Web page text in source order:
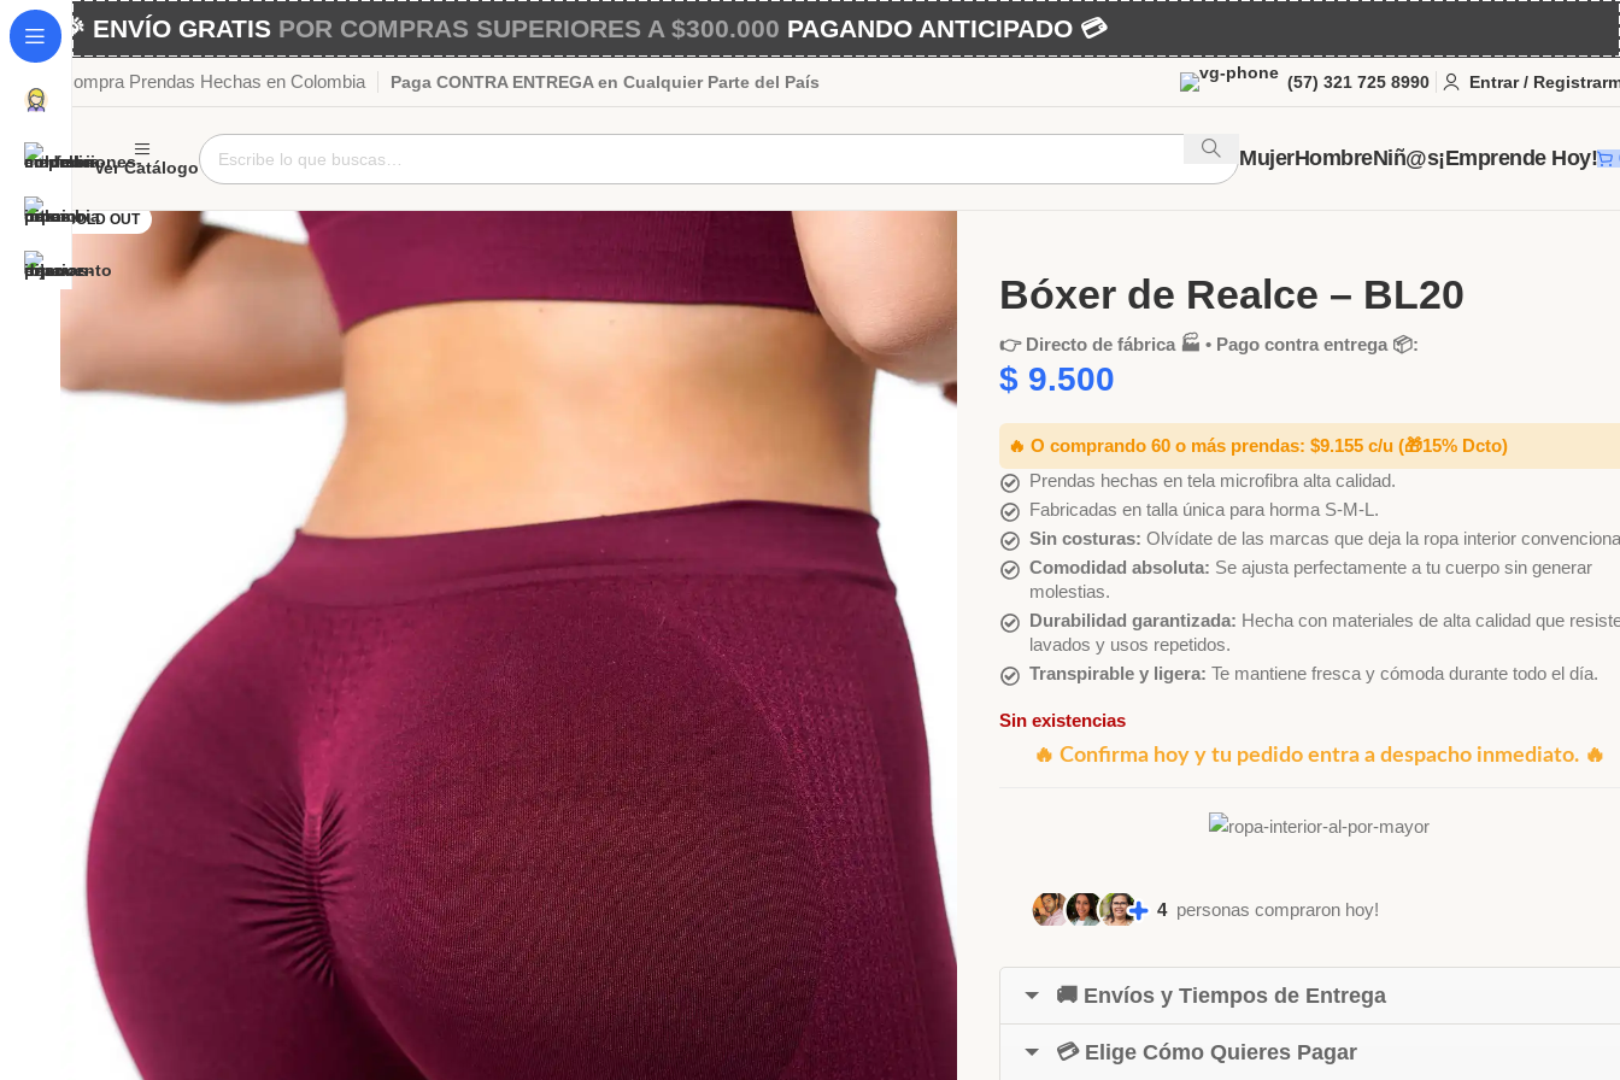
🎉 ENVÍO GRATIS POR COMPRAS SUPERIORES A $300.000 PAGANDO ANTICIPADO 💳
Compra Prendas Hechas en Colombia Paga CONTRA ENTREGA en Cualquier Parte del País (57) 321 725 8990 Entrar /
Ver Catálogo MujerHombreNiñ@s¡Emprende Hoy!
SOLD OUT
Bóxer de Realce – BL20
👉 Directo de fábrica 🏭 • Pago contra entrega 📦:
$ 9.500
🔥 O comprando 60 o más prendas: $9.155 c/u (🎁15% Dcto)
Prendas hechas en tela microfibra alta calidad.
Fabricadas en talla única para horma S-M-L.
Sin costuras: Olvídate de las marcas que deja la ropa interior
Comodidad absoluta: Se ajusta perfectamente a tu cuerpo sin generar
molestias.
Durabilidad garantizada: Hecha con materiales de alta calidad que
lavados y usos repetidos.
Transpirable y ligera: Te mantiene fresca y cómoda durante todo el día.
Sin existencias
🔥 Confirma hoy y tu pedido entra a despacho inmediato. 🔥
4 personas compraron hoy!
🚚 Envíos y Tiempos de Entrega
💳 Elige Cómo Quieres Pagar